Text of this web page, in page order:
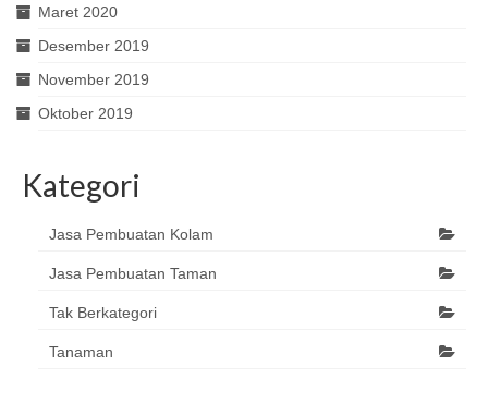
Maret 2020
Desember 2019
November 2019
Oktober 2019
Kategori
Jasa Pembuatan Kolam
Jasa Pembuatan Taman
Tak Berkategori
Tanaman